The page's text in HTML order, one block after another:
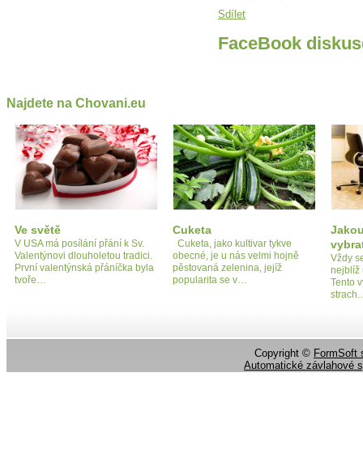
Sdílet
FaceBook
Najdete na Chovani.eu
Ve světě
V USA má posílání přání k Sv.
Valentýnovi dlouholetou tradici.
První valentýnská přáníčka byla
tvoře…
Cuketa
Cuketa, jako kultivar tykve
obecné, je u nás velmi hojně
pěstovaná zelenina, jejíž
popularita se v…
Vždy
nejblíž
Tento
Copyright © FormSoft
Automatické závlahové